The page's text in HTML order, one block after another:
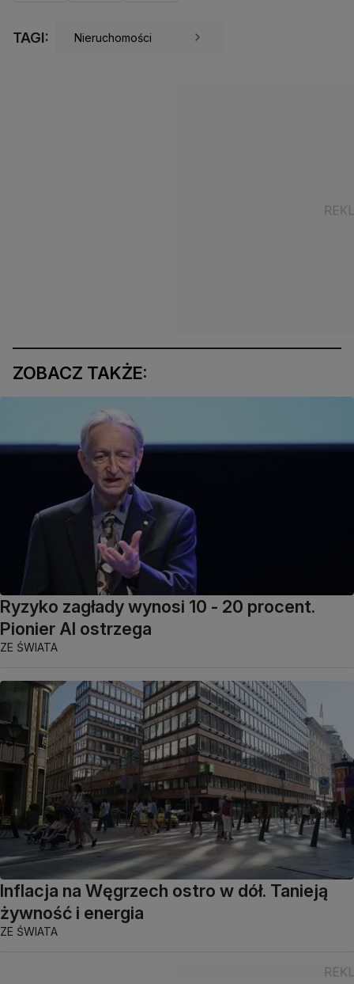
TAGI: Nieruchomości
ZOBACZ TAKŻE:
Ryzyko zagłady wynosi 10 - 20 procent.
Pionier AI ostrzega
ZE ŚWIATA
Inflacja na Węgrzech ostro w dół. Tanieją
żywność i energia
ZE ŚWIATA